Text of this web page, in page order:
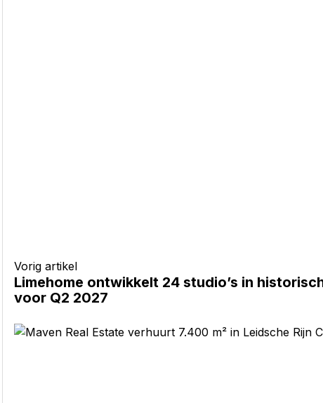
Vorig artikel
Limehome ontwikkelt 24 studio’s in
voor Q2 2027